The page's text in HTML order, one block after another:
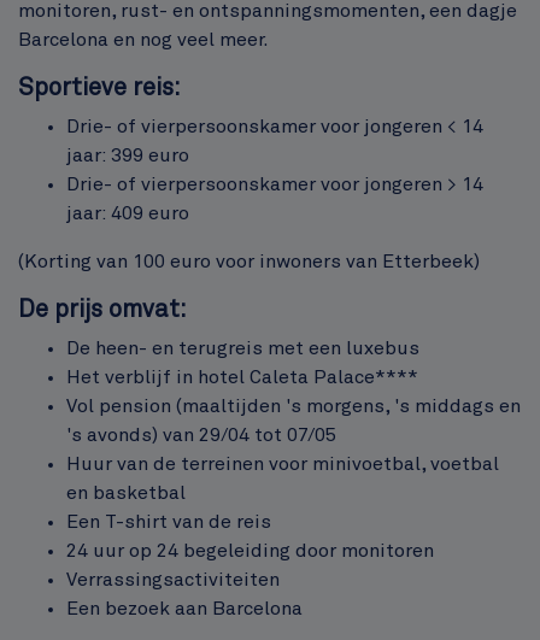
monitoren, rust- en ontspanningsmomenten, een dagje
Barcelona en nog veel meer.
Sportieve reis:
Drie- of vierpersoonskamer voor jongeren < 14
jaar: 399 euro
Drie- of vierpersoonskamer voor jongeren > 14
jaar: 409 euro
(Korting van 100 euro voor inwoners van Etterbeek)
De prijs omvat:
De heen- en terugreis met een luxebus
Het verblijf in hotel Caleta Palace****
Vol pension (maaltijden 's morgens, 's middags en
's avonds) van 29/04 tot 07/05
Huur van de terreinen voor minivoetbal, voetbal
en basketbal
Een T-shirt van de reis
24 uur op 24 begeleiding door monitoren
Verrassingsactiviteiten
Een bezoek aan Barcelona